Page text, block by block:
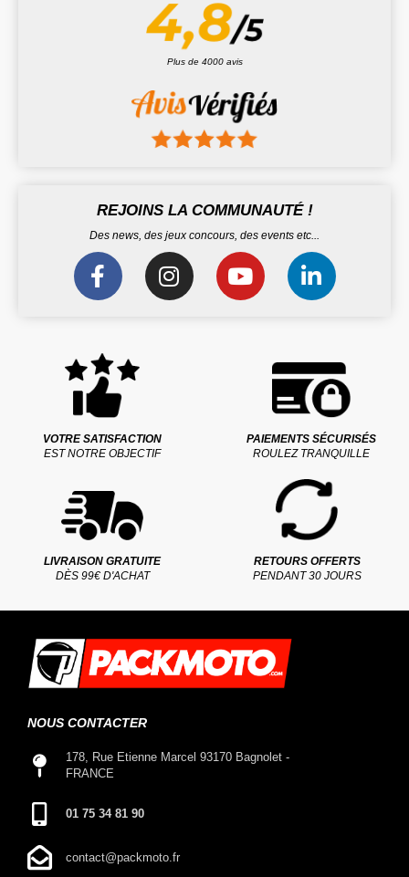
Plus de 4000 avis
REJOINS LA COMMUNAUTÉ !
Des news, des jeux concours, des events etc...
VOTRE SATISFACTION
EST NOTRE OBJECTIF
PAIEMENTS SÉCURISÉS
ROULEZ TRANQUILLE
LIVRAISON GRATUITE
DÈS 99€ D'ACHAT
RETOURS OFFERTS
PENDANT 30 JOURS
NOUS CONTACTER
178, Rue Etienne Marcel 93170 Bagnolet -
FRANCE
01 75 34 81 90
contact@packmoto.fr